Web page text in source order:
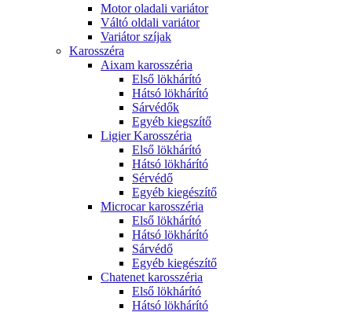
Motor oladali variátor
Váltó oldali variátor
Variátor szíjak
Karosszéra
Aixam karosszéria
Első lökhárító
Hátsó lökhárító
Sárvédők
Egyéb kiegszítő
Ligier Karosszéria
Első lökhárító
Hátsó lökhárító
Sérvédő
Egyéb kiegészítő
Microcar karosszéria
Első lökhárító
Hátsó lökhárító
Sárvédő
Egyéb kiegészítő
Chatenet karosszéria
Első lökhárító
Hátsó lökhárító